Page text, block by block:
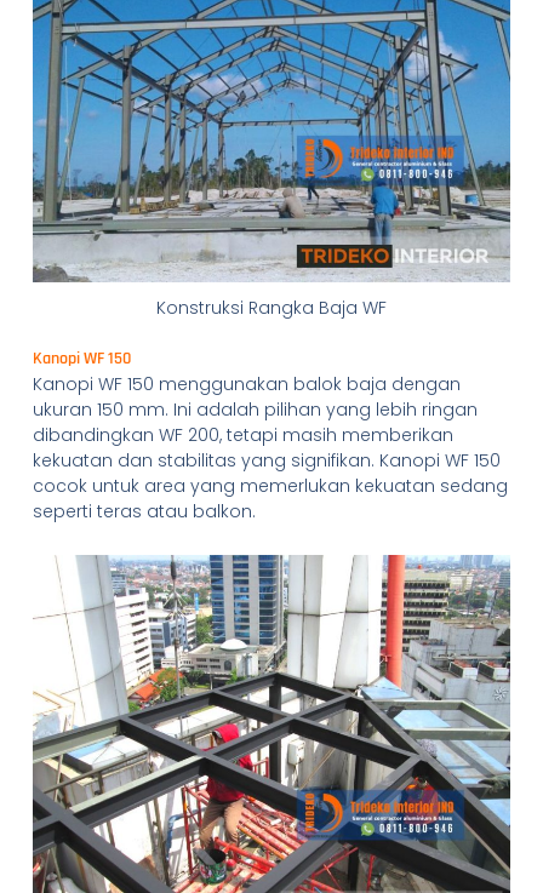
Konstruksi Rangka Baja WF
Kanopi WF 150
Kanopi WF 150 menggunakan balok baja dengan
ukuran 150 mm. Ini adalah pilihan yang lebih ringan
dibandingkan WF 200, tetapi masih memberikan
kekuatan dan stabilitas yang signifikan. Kanopi WF 150
cocok untuk area yang memerlukan kekuatan sedang
seperti teras atau balkon.